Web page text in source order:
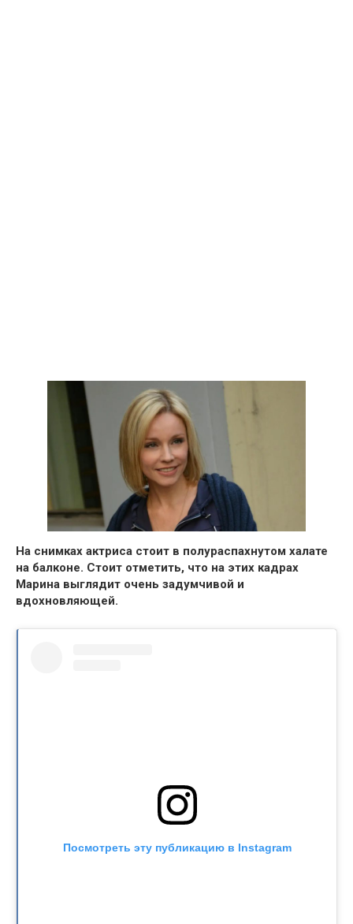
На снимках актриса стоит в полураспахнутом халате
на балконе. Стоит отметить, что на этих кадрах
Марина выглядит очень задумчивой и
вдохновляющей.
Посмотреть эту публикацию в Instagram